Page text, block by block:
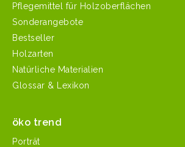
Pflegemittel für Holzoberflächen
Sonderangebote
Bestseller
Holzarten
Natürliche Materialien
Glossar & Lexikon
öko trend
Porträt